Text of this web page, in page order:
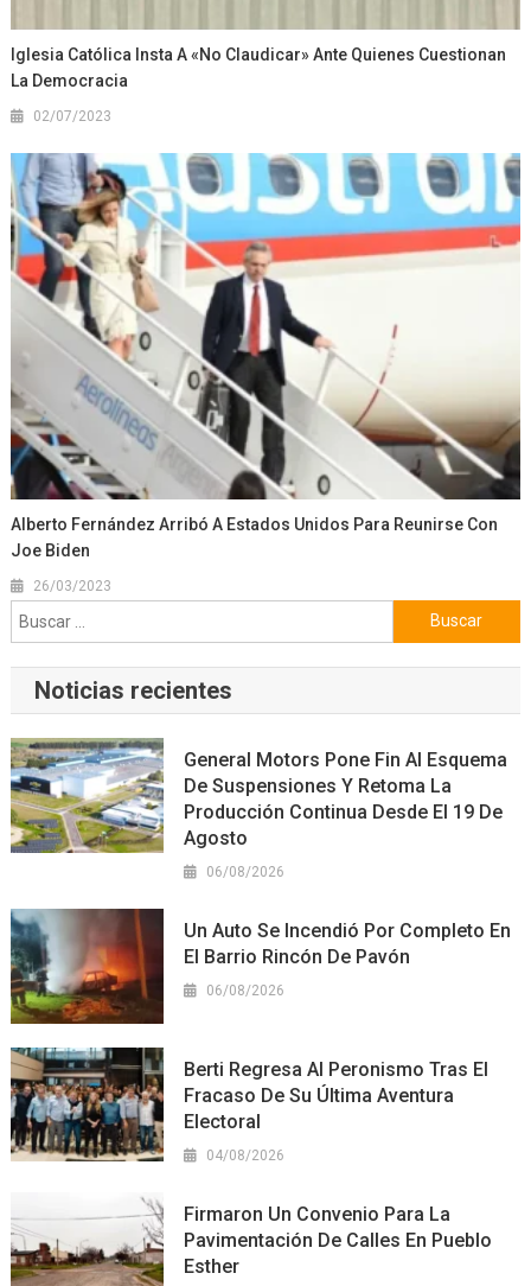
Iglesia Católica Insta A «no Claudicar» Ante Quienes Cuestionan
La Democracia
02/07/2023
Alberto Fernández Arribó A Estados Unidos Para Reunirse Con
Joe Biden
26/03/2023
Buscar:
Noticias recientes
General Motors Pone Fin Al Esquema
De Suspensiones Y Retoma La
Producción Continua Desde El 19 De
Agosto
06/08/2026
Un Auto Se Incendió Por Completo En
El Barrio Rincón De Pavón
06/08/2026
Berti Regresa Al Peronismo Tras El
Fracaso De Su Última Aventura
Electoral
04/08/2026
Firmaron Un Convenio Para La
Pavimentación De Calles En Pueblo
Esther